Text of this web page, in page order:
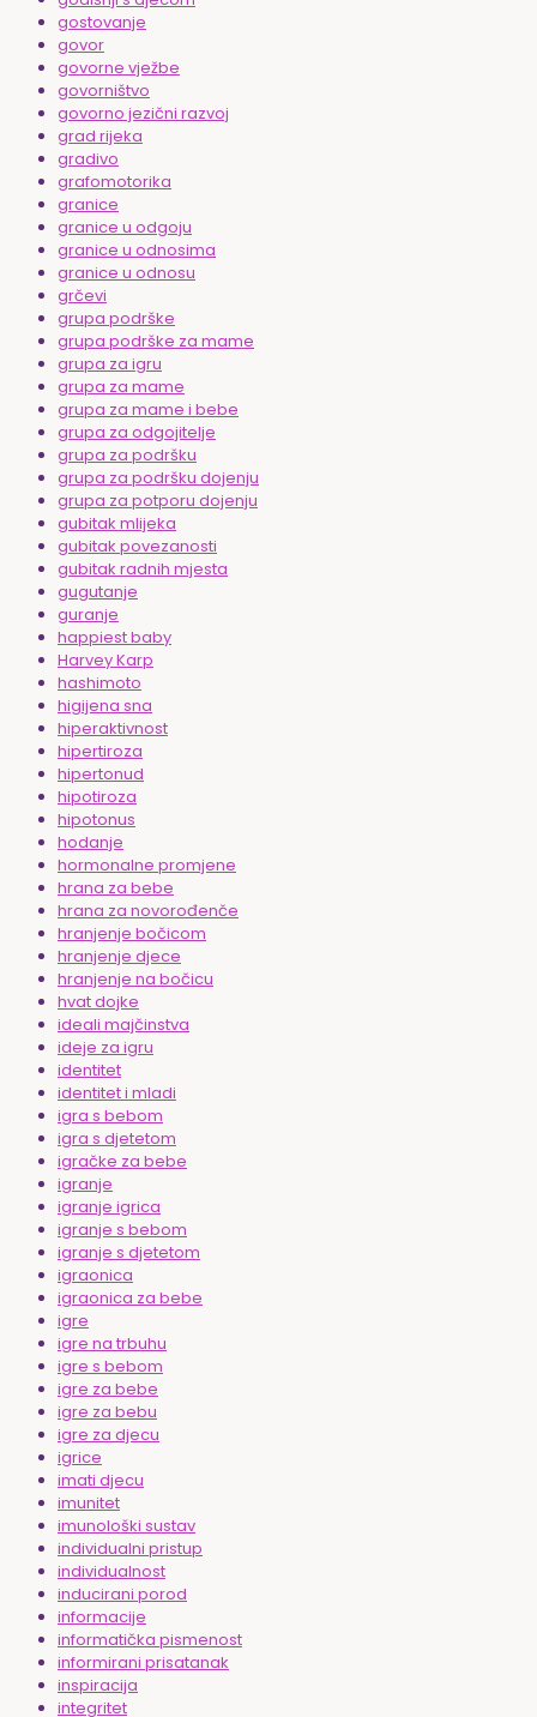
gostovanje
govor
govorne vježbe
govorništvo
govorno jezični razvoj
grad rijeka
gradivo
grafomotorika
granice
granice u odgoju
granice u odnosima
granice u odnosu
grčevi
grupa podrške
grupa podrške za mame
grupa za igru
grupa za mame
grupa za mame i bebe
grupa za odgojitelje
grupa za podršku
grupa za podršku dojenju
grupa za potporu dojenju
gubitak mlijeka
gubitak povezanosti
gubitak radnih mjesta
gugutanje
guranje
happiest baby
Harvey Karp
hashimoto
higijena sna
hiperaktivnost
hipertiroza
hipertonud
hipotiroza
hipotonus
hodanje
hormonalne promjene
hrana za bebe
hrana za novorođenče
hranjenje bočicom
hranjenje djece
hranjenje na bočicu
hvat dojke
ideali majčinstva
ideje za igru
identitet
identitet i mladi
igra s bebom
igra s djetetom
igračke za bebe
igranje
igranje igrica
igranje s bebom
igranje s djetetom
igraonica
igraonica za bebe
igre
igre na trbuhu
igre s bebom
igre za bebe
igre za bebu
igre za djecu
igrice
imati djecu
imunitet
imunološki sustav
individualni pristup
individualnost
inducirani porod
informacije
informatička pismenost
informirani prisatanak
inspiracija
integritet